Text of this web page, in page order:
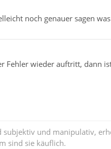
noch genauer sagen
Fehler wieder auftritt, dann
subjektiv und manipulativ,
sind sie käuflich.